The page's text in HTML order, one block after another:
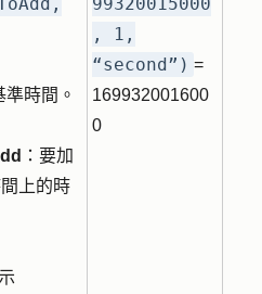
準時間。
：要加
上的時
, 1,
“second”) =
169932001600
0